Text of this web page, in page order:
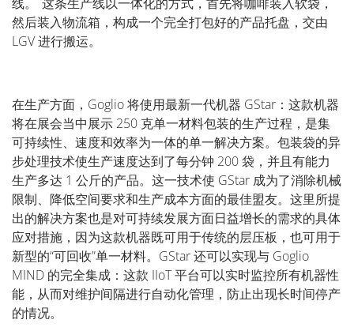
然后装入物流箱，构成一个完全打包好的产品托盘，交由
LGV 进行搬运。
在生产方面，Goglio 将使用最新一代机器 GStar：这款机器
将在展会当中展示 250 克单一材料包装的生产过程，是集
可持续性、速度和效率为一体的单一解决方案。包装袋的异
步处理技术使生产速度达到了每分钟 200 袋，并且有能力
生产多达 1 公斤的产品。这一技术使 GStar 成为了消除机械
限制、降低空间要求和生产成本方面的最佳盟友。这里所提
出的解决方案也是对可持续发展方面日益增长的需求的具体
应对措施，因为这款机器既可用于传统的层压板，也可用于
新型的“可回收”单一材料。GStar 还可以实现与 Goglio
MIND 的完全集成：这款 IIoT 平台可以实时监控所有机器性
能，从而对维护间隔进行自动化管理，防止出现长时间停产
的情况。